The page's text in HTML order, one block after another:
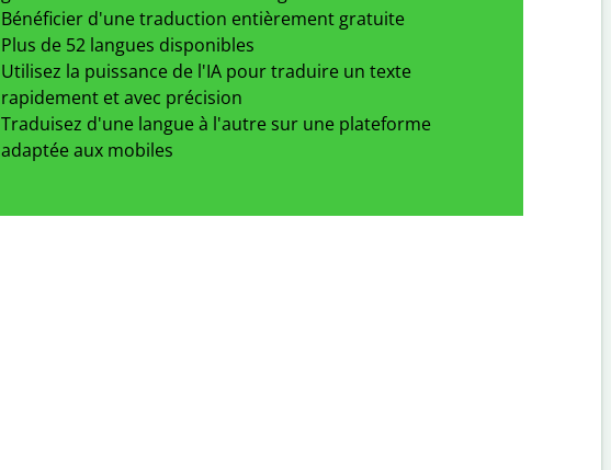
Bénéficier d'une traduction entièrement gratuite
Plus de 52 langues disponibles
Utilisez la puissance de l'IA pour traduire un texte
rapidement et avec précision
Traduisez d'une langue à l'autre sur une plateforme
adaptée aux mobiles